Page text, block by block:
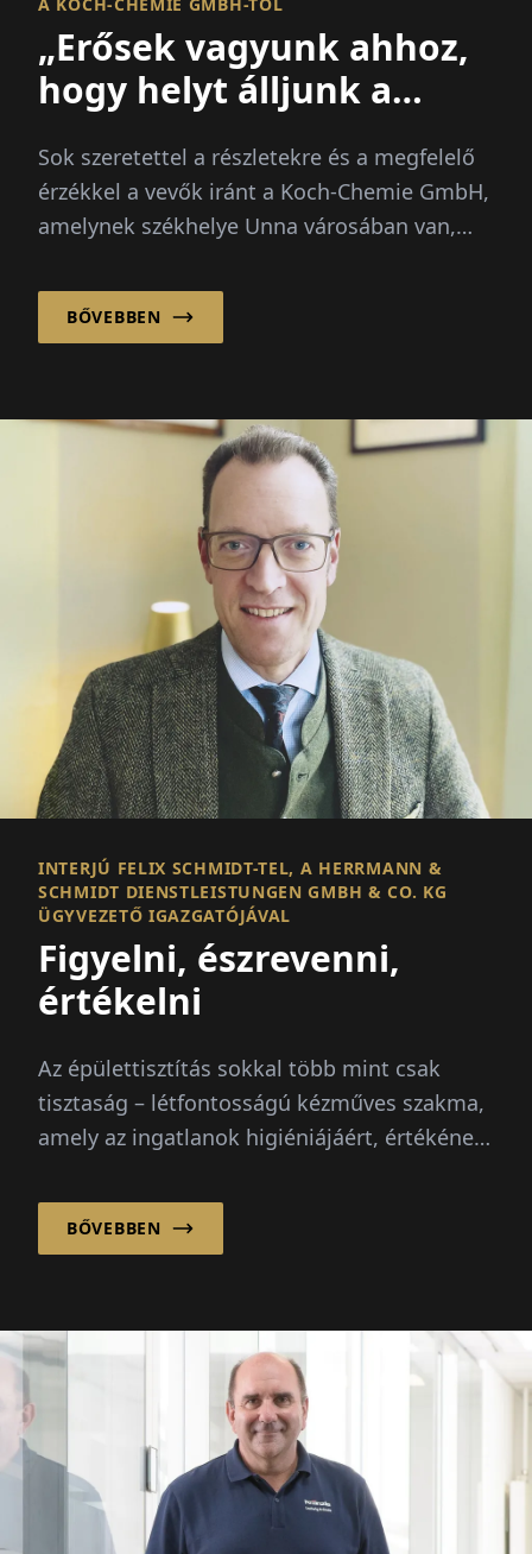
A KOCH-CHEMIE GMBH-TÓL
„Erősek vagyunk ahhoz,
hogy helyt álljunk a
Sok szeretettel a részletekre és a megfelelő
érzékkel a vevők iránt a Koch-Chemie GmbH,
amelynek székhelye Unna városában van,
BŐVEBBEN
INTERJÚ FELIX SCHMIDT-TEL, A HERRMANN &
SCHMIDT DIENSTLEISTUNGEN GMBH & CO. KG
ÜGYVEZETŐ IGAZGATÓJÁVAL
Figyelni, észrevenni,
értékelni
Az épülettisztítás sokkal több mint csak
tisztaság – létfontosságú kézműves szakma,
amely az ingatlanok higiéniájáért, értékének
BŐVEBBEN